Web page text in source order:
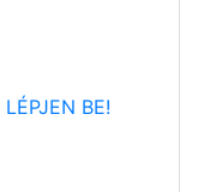
LÉPJEN BE!